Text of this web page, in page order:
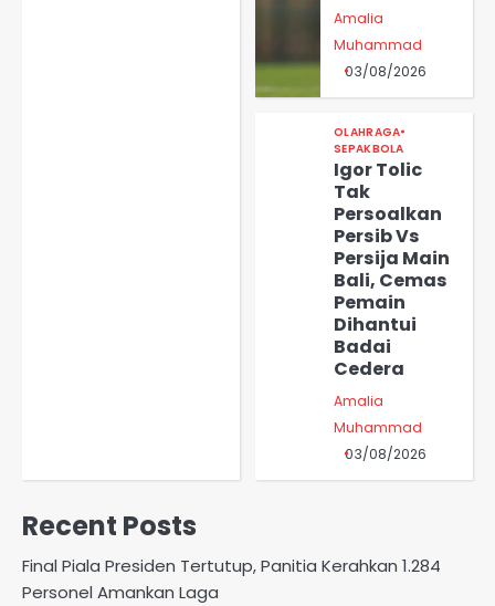
Amalia
Muhammad
03/08/2026
OLAHRAGA
SEPAKBOLA
Igor Tolic
Tak
Persoalkan
Persib Vs
Persija Main
Bali, Cemas
Pemain
Dihantui
Badai
Cedera
Amalia
Muhammad
03/08/2026
Recent Posts
Final Piala Presiden Tertutup, Panitia Kerahkan 1.284
Personel Amankan Laga